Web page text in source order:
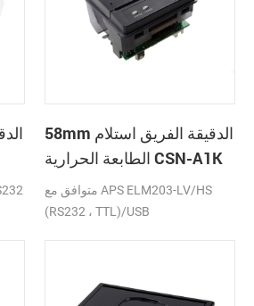
58mm الدقيقة الفريق استلام
الطابعة الحرارية CSN-A1K
متوافق مع APS ELM203-LV/HS
(RS232 ، TTL)/USB